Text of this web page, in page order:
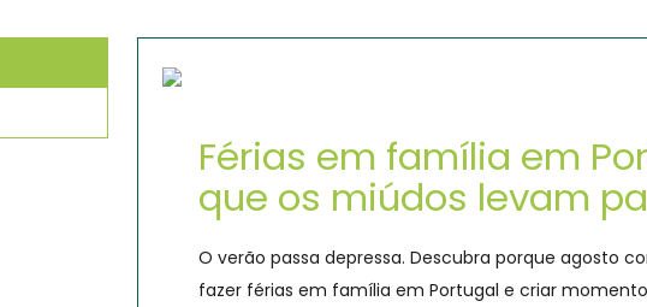
Férias em família em
que os miúdos levam
O verão passa depressa. Descubra porque agosto
fazer férias em família em Portugal e criar